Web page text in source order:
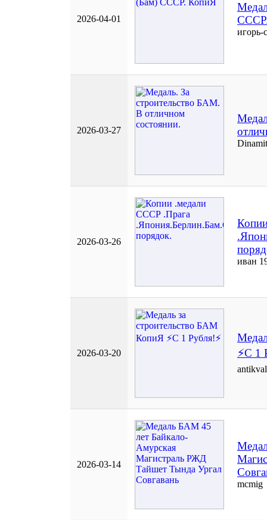
2026-04-01
игорь-
2026-03-27
2026-03-26
иван
2026-03-20
⚡️С 1
2026-03-14
mcmig